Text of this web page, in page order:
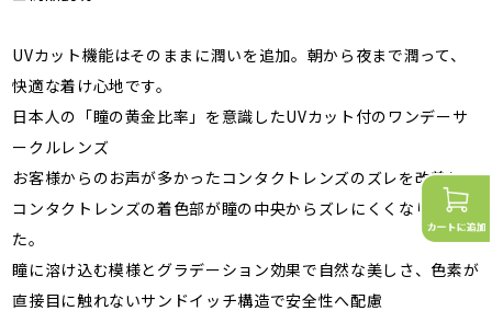
UVカット機能はそのままに潤いを追加。朝から夜まで潤って、
快適な着け心地です。
日本人の「瞳の黄金比率」を意識したUVカット付のワンデーサ
ークルレンズ
お客様からのお声が多かったコンタクトレンズのズレを改善し、
コンタクトレンズの着色部が瞳の中央からズレにくくなりまし
た。
瞳に溶け込む模様とグラデーション効果で自然な美しさ、色素が
直接目に触れないサンドイッチ構造で安全性へ配慮